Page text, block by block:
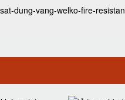
dung-vang-welko-fire-